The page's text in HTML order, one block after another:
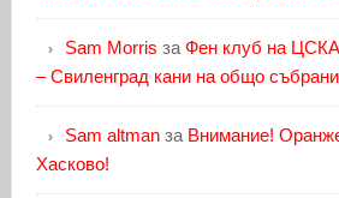
Sam Morris за Фен клуб на ЦСКА
– Свиленград кани на общо
Sam altmanза Внимание!
Хасково!